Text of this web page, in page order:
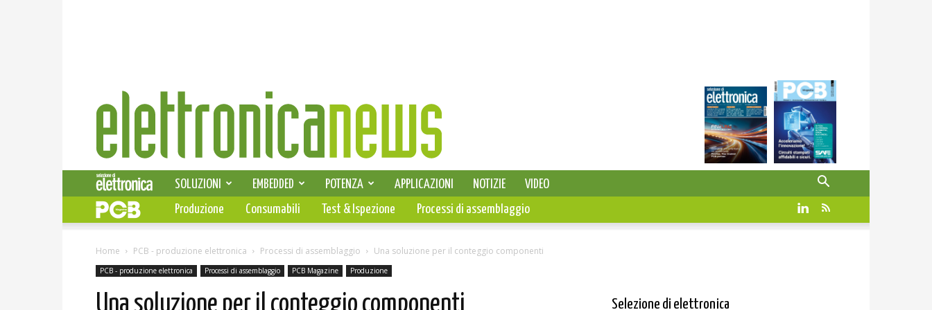
Elettronica
News
SELEZIONE DI ELETTRONICA
SOLUZIONI EMBEDDED POTENZA APPLICAZIONI NOTIZIE
VIDEO
PCB
Produzione Consumabili Test & Ispezione Processi di assemblaggio
Home PCB - produzione elettronica Processi di assemblaggio Una soluzione per il conteggio componenti
PCB - produzione elettronica Processi di assemblaggio PCB Magazine Produzione
Una soluzione per il conteggio componenti Selezione di elettronica